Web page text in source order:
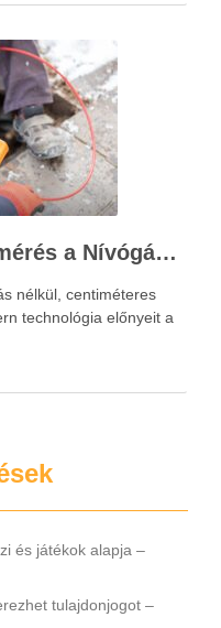
Műszeres csőtörés bemérés a Nívógáz Hungária Kft.-vel
nélkül, centiméteres
technológia előnyeit a
és játékok alapja –
tulajdonjogot –